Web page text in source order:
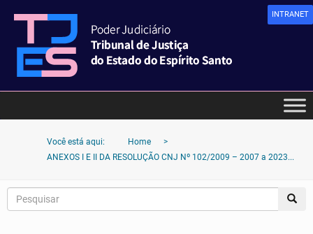
INTRANET
Você está aqui: Home
>
ANEXOS I E II DA RESOLUÇÃO CNJ Nº 102/2009 – 2007 a 2023...